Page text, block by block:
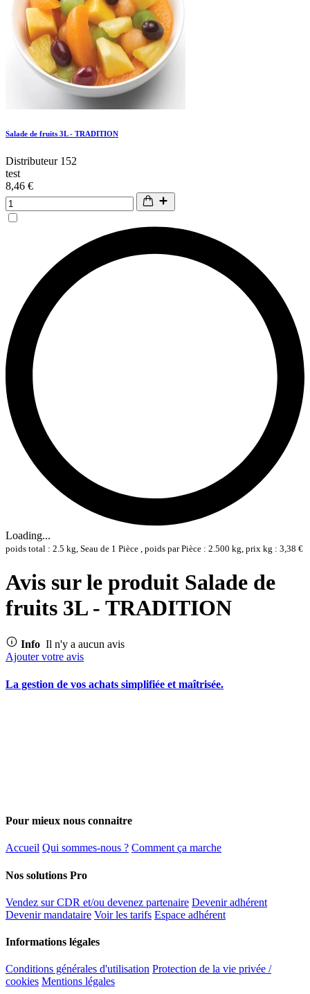
Salade de fruits 3L - TRADITION
Distributeur 152
test
8,46 €
Loading...
poids total : 2.5 kg, Seau de 1 Pièce , poids par Pièce : 2.500 kg, prix kg : 3,38 €
Avis sur le produit Salade de
fruits 3L - TRADITION
Info Il n'y a aucun avis
Ajouter votre avis
La gestion de vos achats simplifiée et maîtrisée.
Pour mieux nous connaitre
Accueil Qui sommes-nous ? Comment ça marche
Nos solutions Pro
Vendez sur CDR et/ou devenez partenaire Devenir adhérent
Devenir mandataire Voir les tarifs Espace adhérent
Informations légales
Conditions générales d'utilisation Protection de la vie privée /
cookies Mentions légales